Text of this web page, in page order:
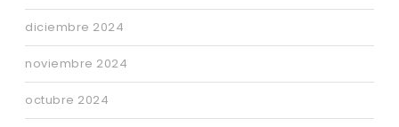
diciembre 2024
noviembre 2024
octubre 2024